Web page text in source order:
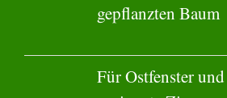
gepflanzten Baum
Für Ostfenster